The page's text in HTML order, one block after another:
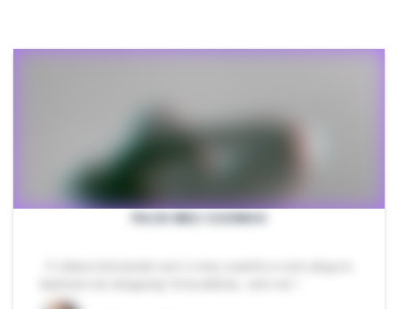
PACK MEU CUZINHO